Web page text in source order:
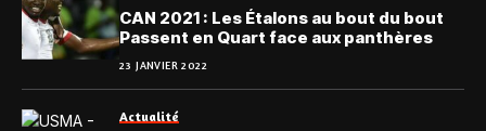
CAN 2021 : Les Étalons au bout du bout
Passent en Quart face aux panthères
23 JANVIER 2022
Actualité